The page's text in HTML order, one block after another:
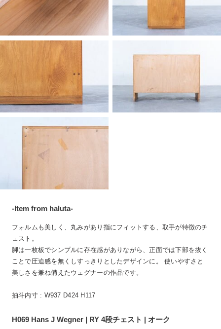
-Item from haluta-
フォルムも美しく、丸みがあり指にフィットする、取手が特徴のチ
ェスト。
脚は一枚板でシンプルに存在感がありながら、正面では下部を抜く
ことで圧迫感を無くしすっきりとしたデザインに。 使いやすさと
美しさを兼ね備えたウェグナーの作品です。
抽斗内寸 : W937 D424 H117
H069 Hans J Wegner | RY 4段チェスト | オーク